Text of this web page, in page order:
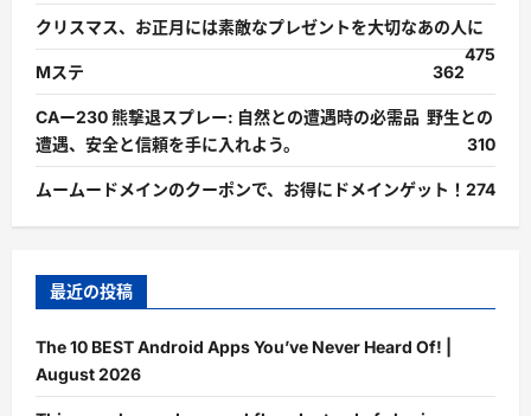
クリスマス、お正月には素敵なプレゼントを大切なあの人に
475
Mステ
362
CAー230 熊撃退スプレー: 自然との遭遇時の必需品 野生との
遭遇、安全と信頼を手に入れよう。
310
ムームードメインのクーポンで、お得にドメインゲット！ 274
最近の投稿
The 10 BEST Android Apps You’ve Never Heard Of! |
August 2026